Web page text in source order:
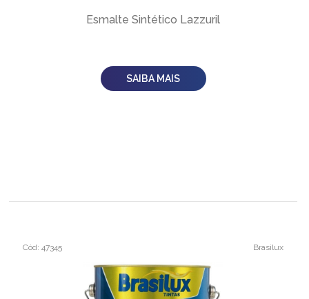
Esmalte Sintético Lazzuril
SAIBA MAIS
Cód: 47345 Brasilux